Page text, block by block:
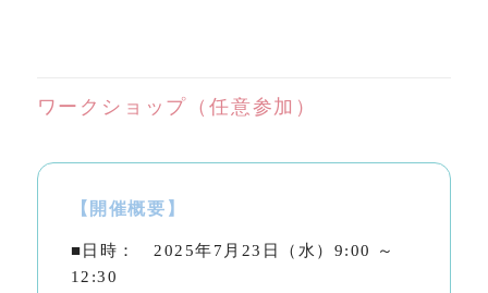
ワークショップ（任意参加）
【開催概要】
■日時： 2025年7月23日（水）9:00 ～
12:30